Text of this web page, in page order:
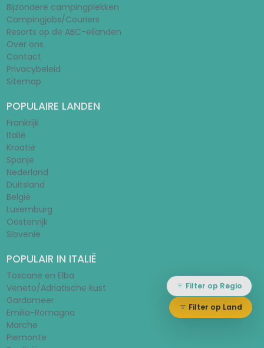
Filter op Land
Filter op Regio
Bijzondere campingplekken
Campingjobs/Couriers
Resorts op de ABC-eilanden
Over ons
Contact
Privacybeleid
Sitemap
POPULAIRE LANDEN
Frankrijk
Italië
Kroatië
Spanje
Nederland
Duitsland
België
Luxemburg
Oostenrijk
Slovenië
POPULAIR IN ITALIË
Toscane en Elba
Veneto/Adriatische kust
Gardameer
Emilia-Romagna
Marche
Piemonte